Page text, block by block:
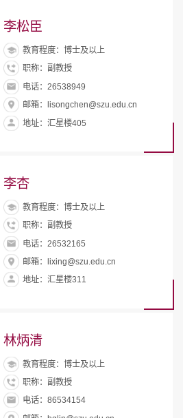
李松臣
教育程度：博士及以上
职称：副教授
电话：26538949
邮箱：lisongchen@szu.edu.cn
地址：汇星楼405
李杏
教育程度：博士及以上
职称：副教授
电话：26532165
邮箱：lixing@szu.edu.cn
地址：汇星楼311
林炳清
教育程度：博士及以上
职称：副教授
电话：86534154